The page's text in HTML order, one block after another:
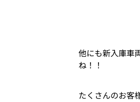
他にも新入庫車
ね！！
たくさんのお客